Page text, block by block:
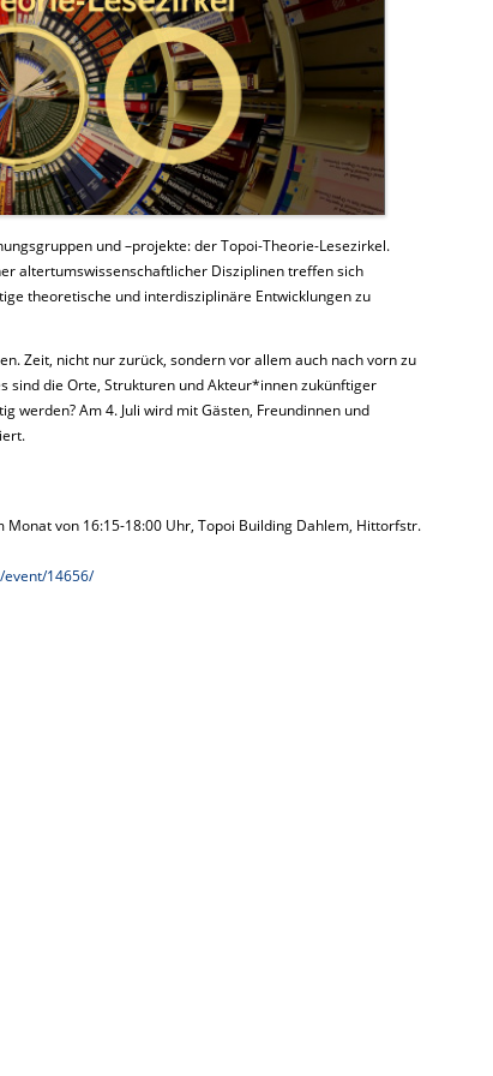
und –projekte: der Topoi-Theorie-Lesezirkel.
altertumswissenschaftlicher Disziplinen treffen sich
theoretische und interdisziplinäre Entwicklungen zu
Zeit, nicht nur zurück, sondern vor allem auch nach vorn zu
sind die Orte, Strukturen und Akteur*innen zukünftiger
werden? Am 4. Juli wird mit Gästen, Freundinnen und
von 16:15-18:00 Uhr, Topoi Building Dahlem, Hittorfstr.
event/14656/